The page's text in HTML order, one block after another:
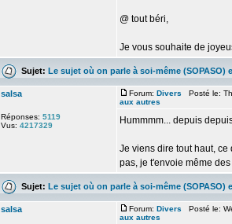
@ tout béri,
Je vous souhaite de
Sujet: Le sujet où on parle à soi-même (SOPASO)
salsa
Réponses: 5119
Vus: 4217329
Forum: Divers Posté le:
aux autres
Hummmm... depuis
Je viens dire tout haut, ce
pas, je t'envoie même des
Sujet: Le sujet où on parle à soi-même (SOPASO)
salsa Forum: Divers Posté le:
aux autres